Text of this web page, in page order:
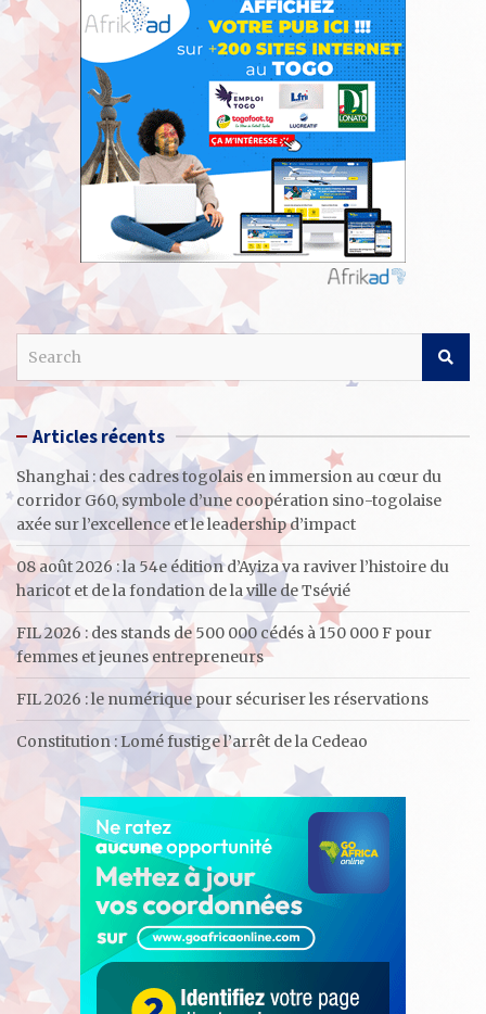
r
c Articles récents
Shanghai : des cadres togolais en immersion au cœur du
corridor G60, symbole d’une coopération sino-togolaise
axée sur l’excellence et le leadership d’impact
08 août 2026 : la 54e édition d’Ayiza va raviver l’histoire du
haricot et de la fondation de la ville de Tsévié
FIL 2026 : des stands de 500 000 cédés à 150 000 F pour
femmes et jeunes entrepreneurs
FIL 2026 : le numérique pour sécuriser les réservations
Constitution : Lomé fustige l’arrêt de la Cedeao